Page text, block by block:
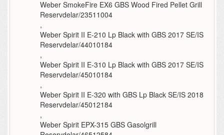
Weber SmokeFire EX6 GBS Wood Fired Pellet Grill
Reservdelar/23511004
,
Weber Spirit II E-210 Lp Black with GBS 2017 SE/IS
Reservdelar/44010184
,
Weber Spirit II E-310 Lp Black with GBS 2017 SE/IS
Reservdelar/45010184
,
Weber Spirit II E-320 with GBS Lp Black SE/IS 2018
Reservdelar/45012184
,
Weber Spirit EPX-315 GBS Gasolgrill